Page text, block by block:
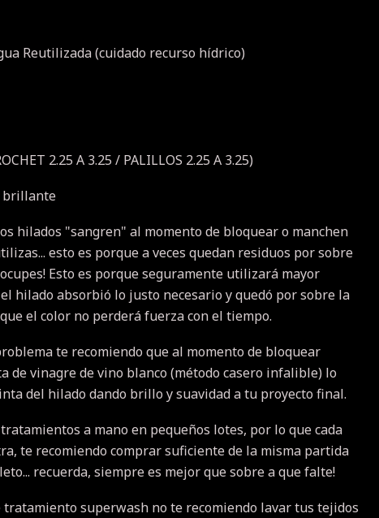
Reutilizada (cuidado recurso hídrico)
2.25 A 3.25 / PALILLOS 2.25 A 3.25)
brillante
hilados "sangren" al momento de bloquear o manchen
esto es porque a veces quedan residuos por sobre
Esto es porque seguramente utilizará mayor
hilado absorbió lo justo necesario y quedó por sobre la
el color no perderá fuerza con el tiempo.
te recomiendo que al momento de bloquear
de vinagre de vino blanco (método casero infalible) lo
del hilado dando brillo y suavidad a tu proyecto final.
a mano en pequeños lotes, por lo que cada
te recomiendo comprar suficiente de la misma partida
recuerda, siempre es mejor que sobre a que falte!
superwash no te recomiendo lavar tus tejidos